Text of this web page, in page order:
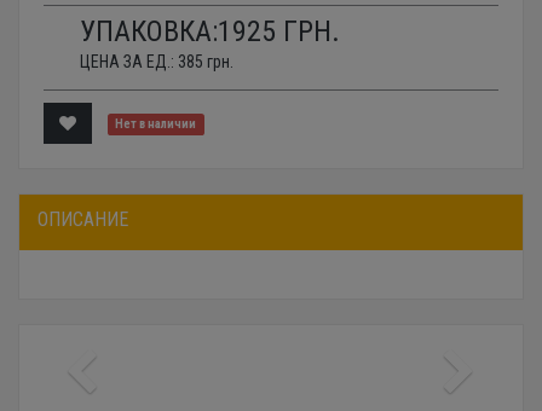
УПАКОВКА:1925 ГРН.
ЦЕНА ЗА ЕД.: 385 грн.
Нет в наличии
ОПИСАНИЕ